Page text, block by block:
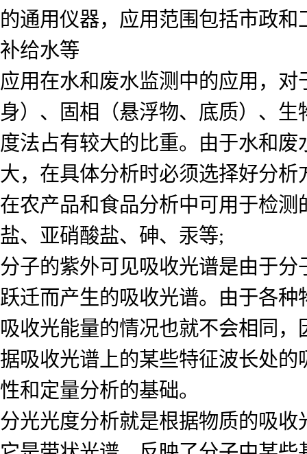
的通用仪器，应用范围包括市政
补给水等
应用在水和废水监测中的应用，
身）、固相（悬浮物、底质）、
度法占有较大的比重。由于水和
大，在具体分析时必须选择好分析
在农产品和食品分析中可用于检
盐、亚硝酸盐、砷、汞等;
分子的紫外可见吸收光谱是由于
跃迁而产生的吸收光谱。由于各
吸收光能量的情况也就不会相同
据吸收光谱上的某些特征波长处
性和定量分析的基础。
分光光度分析就是根据物质的吸